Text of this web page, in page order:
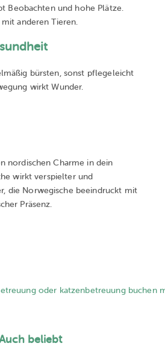
Beobachten und hohe Plätze.
anderen Tieren.
bürsten, sonst pflegeleicht
wirkt Wunder.
nordischen Charme in dein
wirkt verspielter und
die Norwegische beeindruckt mit
Präsenz.
beliebt